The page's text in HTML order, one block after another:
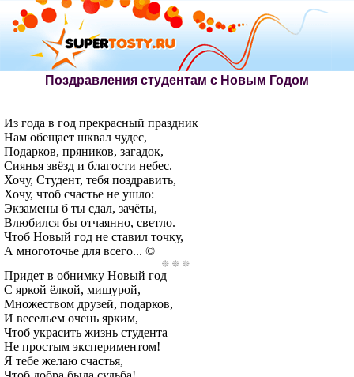
Поздравления студентам с Новым Годом
Из года в год прекрасный праздник
Нам обещает шквал чудес,
Подарков, пряников, загадок,
Сиянья звёзд и благости небес.
Хочу, Студент, тебя поздравить,
Хочу, чтоб счастье не ушло:
Экзамены б ты сдал, зачёты,
Влюбился бы отчаянно, светло.
Чтоб Новый год не ставил точку,
А многоточье для всего... ©
Придет в обнимку Новый год
С яркой ёлкой, мишурой,
Множеством друзей, подарков,
И весельем очень ярким,
Чтоб украсить жизнь студента
Не простым экспериментом!
Я тебе желаю счастья,